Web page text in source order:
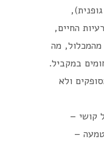
החיים,
מהמכלול, מה
במקביל.
ולא
קושי –
יום של הטמעה –